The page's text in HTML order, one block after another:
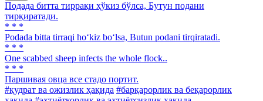
Подада битта тиррақи ҳўкиз бўлса, Бутун подани
тирқиратади.
* * *
Podada bitta tirraqi ho‘kiz bo‘lsa, Butun podani tirqiratadi.
* * *
One scabbed sheep infects the whole flock..
* * *
Паршивая овца все стадо портит.
#қудрат ва ожизлик ҳақида #барқарорлик ва беқарорлик